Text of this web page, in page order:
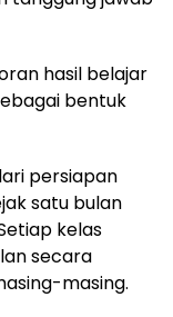
hasil belajar
bentuk
persiapan
satu bulan
kelas
secara
masing.